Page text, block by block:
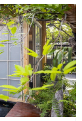
มีผลต่อการ
เรื่อง ทิศทางของ
าง ตรงไหนแดด
นอันดับแรกครับ
ว่า ทิศตะวันตกเป็น
เป็นบริเวณที่มีพื้นที่
ง ๆ สบายตา มอง
อร์มัลโดยใช้แพต
มากถึง 11 ตัว ทั้ง
ให้ความสำคัญกับ
ญี่ปุ่นเล็กๆ เพื่อ
ระพันธ์ ภรรยาผม
ๆ แล้วอยู่ ๆ เขาก็
หนังคุณหมอก็ถาม
ว่าเป็นเพราะแมวรึ